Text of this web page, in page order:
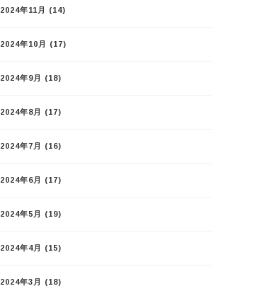
2024年11月 (14)
2024年10月 (17)
2024年9月 (18)
2024年8月 (17)
2024年7月 (16)
2024年6月 (17)
2024年5月 (19)
2024年4月 (15)
2024年3月 (18)